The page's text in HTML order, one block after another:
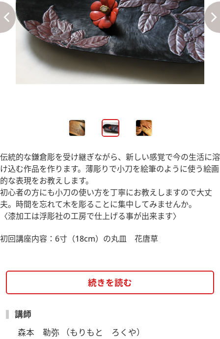
伝統的な鎌倉彫を受け継ぎながら、新しい感覚で今の生活に溶
け込む作品を作ります。薄彫りで小刀を絵筆のように使う絵画
的な表現をお教えします。
初心者の方にも小刀の使い方を丁寧にお教えしますので大丈
夫。時間を忘れて木を彫ることに集中してみませんか。
〈漆加工は浮彫社の工房で仕上げる事が出来ます〉
初回講座内容：6寸（18cm）の丸皿 花唐草
続きを読む
講師
森本　勒弥 （もりもと　ろくや）